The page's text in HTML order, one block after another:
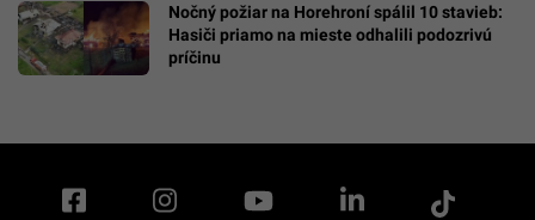
Nočný požiar na Horehroní spálil 10 stavieb:
Hasiči priamo na mieste odhalili podozrivú
príčinu